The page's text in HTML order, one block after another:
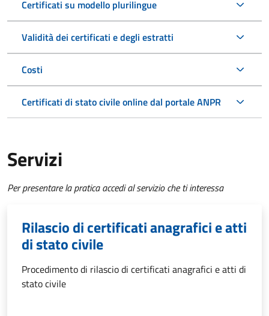
Certificati su modello plurilingue
Validità dei certificati e degli estratti
Costi
Certificati di stato civile online dal portale ANPR
Servizi
Per presentare la pratica accedi al servizio che ti interessa
Rilascio di certificati anagrafici e atti
di stato civile
Procedimento di rilascio di certificati anagrafici e atti di
stato civile